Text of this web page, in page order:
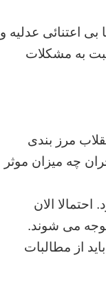
اعتنائی عدلیه و
به مشکلات
مرز بندی
چه میزان موثر
الان
از مطالبات